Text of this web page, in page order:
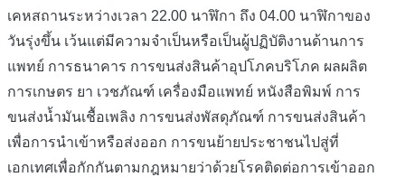
เคหสถานระหว่างเวลา 22.00 นาฬิกา ถึง 04.00 นาฬิกาของ
วันรุ่งขึ้น เว้นแต่มีความจำเป็นหรือเป็นผู้ปฏิบัติงานด้านการ
แพทย์ การธนาคาร การขนส่งสินค้าอุปโภคบริโภค ผลผลิต
การเกษตร ยา เวชภัณฑ์ เครื่องมือแพทย์ หนังสือพิมพ์ การ
ขนส่งน้ำมันเชื้อเพลิง การขนส่งพัสดุภัณฑ์ การขนส่งสินค้า
เพื่อการนำเข้าหรือส่งออก การขนย้ายประชาชนไปสู่ที่
เอกเทศเพื่อกักกันตามกฎหมายว่าด้วยโรคติดต่อการเข้าออก